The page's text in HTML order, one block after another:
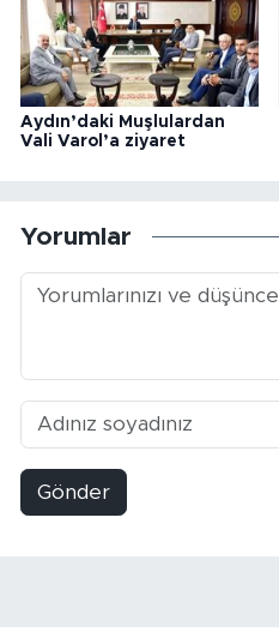
Aydın’daki Muşlulardan
Vali Varol’a ziyaret
Yorumlar
Gönder